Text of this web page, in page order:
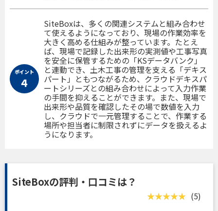
ポイント
４
SiteBoxは、多くの関連システムと組み合わせ
て使えるようになっており、現場の作業効率を
大きく高める仕組みが整っています。たとえ
ば、現場で記録した出来形の実測値や工事写真
を安全に保管するための「KSデータバンク」
と連動でき、土木工事の管理を支える「デキス
パート」ともつながるため、クラウドデキスパ
ートシリーズとの組み合わせによって入力作業
の手間を抑えることができます。また、現場で
出来形や品質を確認したその場で数値を入力
し、クラウドで一元管理することで、作業する
場所や担当者に制限されずにデータを扱えるよ
うになります。
SiteBoxの評判・口コミは？
(5)